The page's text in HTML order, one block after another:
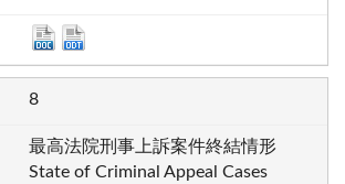
8
最高法院刑事上訴案件終結情形
State of Criminal Appeal Cases